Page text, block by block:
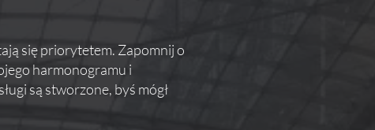
się priorytetem. Zapomnij o
harmonogramu i
są stworzone, byś mógł